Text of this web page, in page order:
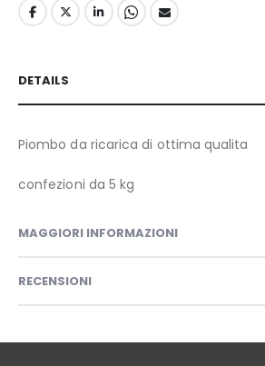
DETAILS
Piombo da ricarica di ottima qualita
confezioni da 5 kg
MAGGIORI INFORMAZIONI
RECENSIONI